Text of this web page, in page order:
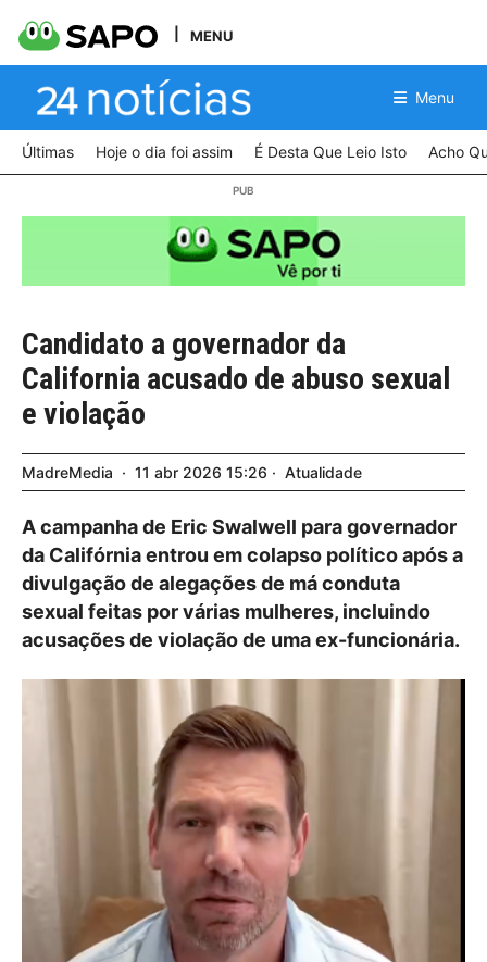
MENU
Menu
Últimas Hoje o dia foi assim É Desta Que Leio Isto Acho
Candidato a governador da
California acusado de abuso sexual
e violação
MadreMedia 11 abr 2026 15:26 Atualidade
A campanha de Eric Swalwell para governador
da Califórnia entrou em colapso político após a
divulgação de alegações de má conduta
sexual feitas por várias mulheres, incluindo
acusações de violação de uma ex-funcionária.